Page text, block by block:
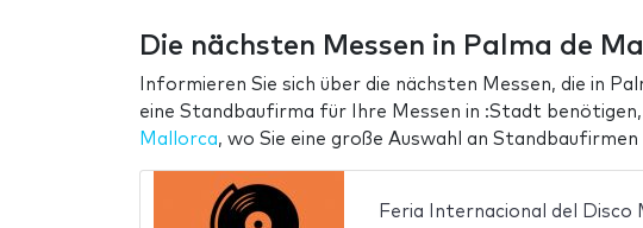
Die nächsten Messen in Palma de
Informieren Sie sich über die nächsten Messen, die in
eine Standbaufirma für Ihre Messen in :Stadt benötigen,
Mallorca, wo Sie eine große Auswahl an
Feria Internacional del Disco